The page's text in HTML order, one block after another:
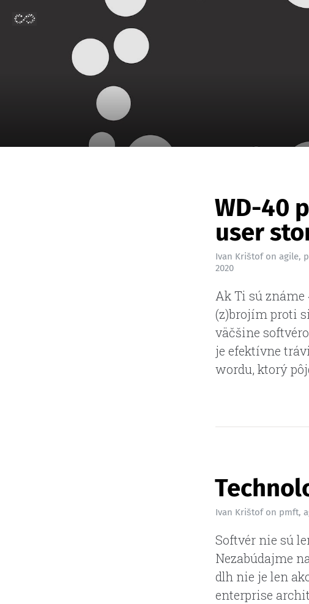
WD-40
user
Ivan Krištofon agile,
2020
Ak Ti sú
(z)brojím proti
väčšine
je efektívne
wordu, ktorý
Ivan Krištofon pmft,
Softvér nie sú
Nezabúdajme
dlh nie je len
enterprise